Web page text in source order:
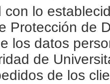
con lo
Protección de
los datos
de
de los